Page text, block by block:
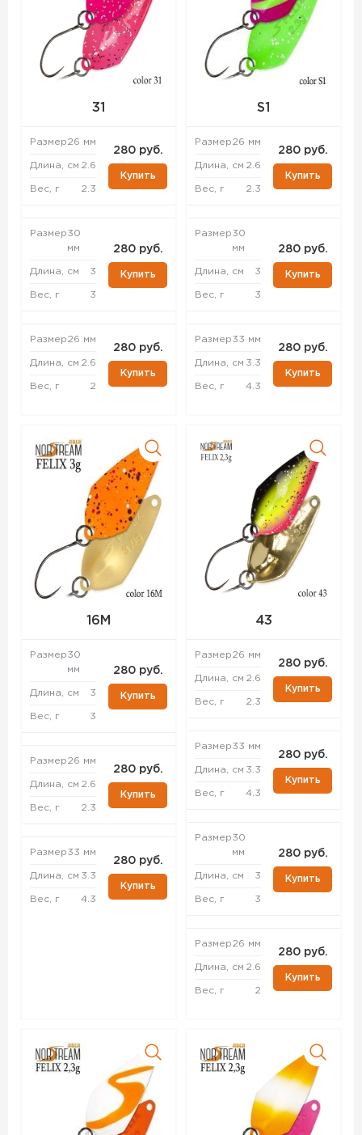
31
Размер26 мм
Длина, см 2.6
Вес, г 2.3
280 руб.
Купить
Размер30
мм
Длина, см 3
Вес, г 3
280 руб.
Купить
Размер26 мм
Длина, см 2.6
Вес, г 2
280 руб.
Купить
S1
Размер26 мм
Длина, см 2.6
Вес, г 2.3
280 руб.
Купить
Размер30
мм
Длина, см 3
Вес, г 3
280 руб.
Купить
Размер33 мм
Длина, см 3.3
Вес, г 4.3
280 руб.
Купить
16M
Размер30
мм
Длина, см 3
Вес, г 3
280 руб.
Купить
Размер26 мм
Длина, см 2.6
Вес, г 2.3
280 руб.
Купить
Размер33 мм
Длина, см 3.3
Вес, г 4.3
280 руб.
Купить
43
Размер26 мм
Длина, см 2.6
Вес, г 2.3
280 руб.
Купить
Размер33 мм
Длина, см 3.3
Вес, г 4.3
280 руб.
Купить
Размер30
мм
Длина, см 3
Вес, г 3
280 руб.
Купить
Размер26 мм
Длина, см 2.6
Вес, г 2
280 руб.
Купить